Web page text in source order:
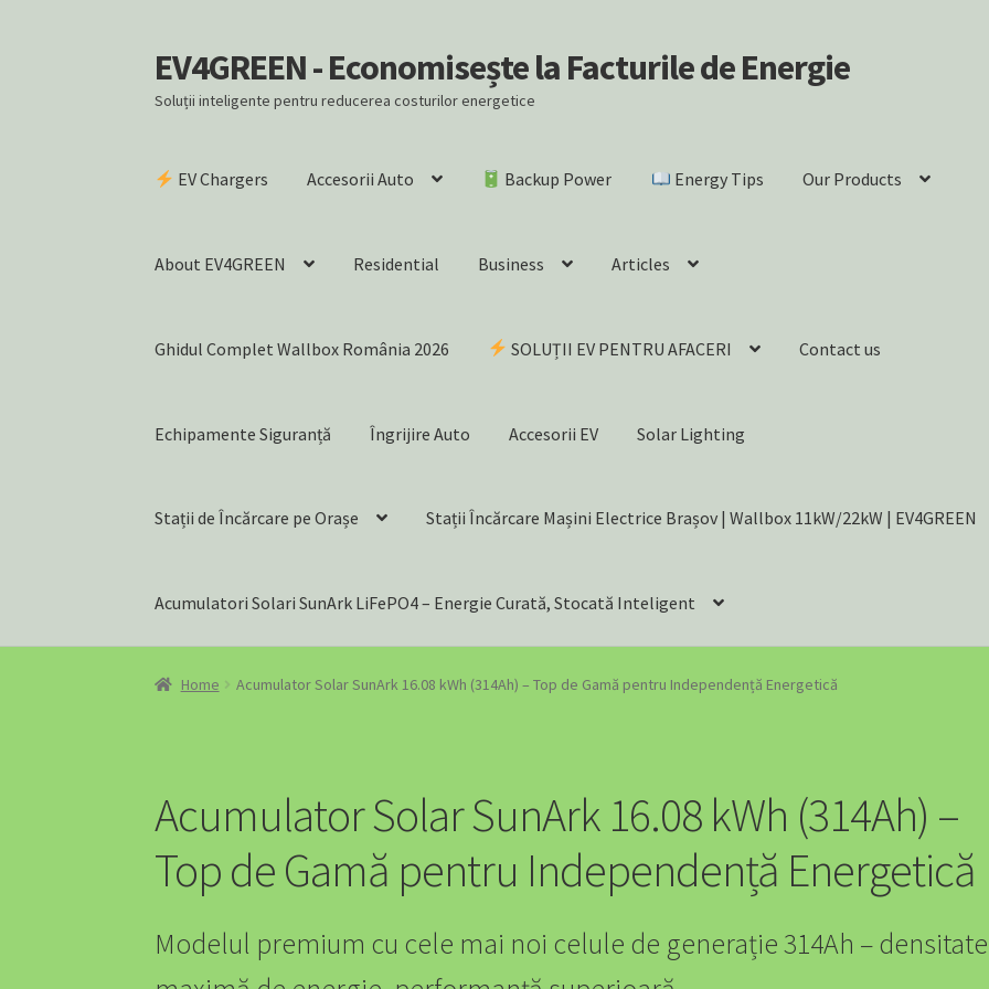
Skip
to
navigation
Skip
to
content
EV4GREEN - Economisește la Facturile de Energie
Soluții inteligente pentru reducerea costurilor energetice
EV Chargers Accesorii Auto Backup Power Energy Tips Our Products
About EV4GREEN Residential Business Articles
Ghidul Complet Wallbox România 2026 SOLUȚII EV PENTRU AFACERI Contact us
Echipamente Siguranță Îngrijire Auto Accesorii EV Solar Lighting
Stații de Încărcare pe Orașe Stații Încărcare Mașini Electrice Brașov | Wallbox 11kW/22kW | EV4GREEN
Acumulatori Solari SunArk LiFePO4 – Energie Curată, Stocată Inteligent
Home Încărcătoare EV – Soluții Complete pentru Mașina Ta Electrică SOLUȚII EV PENTRU AFACERI
Accesorii EV Accesorii Masina Electrica Romania – Cabluri, Wallbox si Protectie
Accessibility PolicyAcumulator Solar SunArk 10.24 kWh (200Ah) – Bestseller-ul EV4GREEN
Acumulator Solar SunArk 16.08 kWh (314Ah) – Top de Gamă pentru Independență Energetică
Home Acumulator Solar SunArk 16.08 kWh (314Ah) – Top de Gamă pentru Independență Energetică
Acumulator Solar SunArk 16.08 kWh (314Ah) –
Top de Gamă pentru Independență Energetică
Modelul premium cu cele mai noi celule de generație 314Ah – densitate